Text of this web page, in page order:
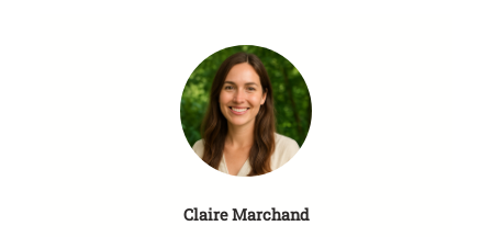
Claire Marchand